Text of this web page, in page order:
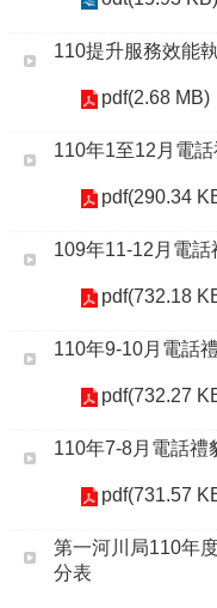
110提升服務效能
pdf(2.68 MB)
110年1至12月電
pdf(290.34
109年11-12月電話
pdf(732.18
110年9-10月電話
pdf(732.27
110年7-8月電話禮
pdf(731.57
第一河川局110年
分表